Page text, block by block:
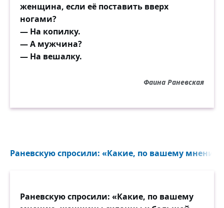
женщина, если её поставить вверх
ногами?
— На копилку.
— А мужчина?
— На вешалку.
Фаина Раневская
Раневскую спросили: «Какие, по вашему
Раневскую спросили: «Какие, по вашему